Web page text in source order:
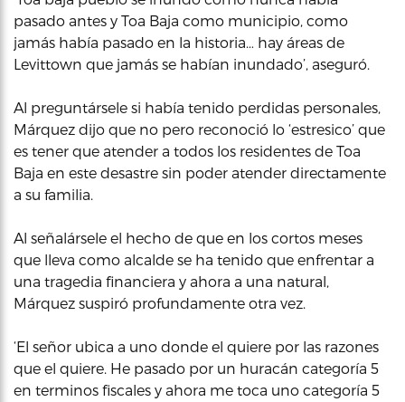
pasado antes y Toa Baja como municipio, como
jamás había pasado en la historia… hay áreas de
Levittown que jamás se habían inundado’, aseguró.
Al preguntársele si había tenido perdidas personales,
Márquez dijo que no pero reconoció lo ‘estresico’ que
es tener que atender a todos los residentes de Toa
Baja en este desastre sin poder atender directamente
a su familia.
Al señalársele el hecho de que en los cortos meses
que lleva como alcalde se ha tenido que enfrentar a
una tragedia financiera y ahora a una natural,
Márquez suspiró profundamente otra vez.
‘El señor ubica a uno donde el quiere por las razones
que el quiere. He pasado por un huracán categoría 5
en terminos fiscales y ahora me toca uno categoría 5